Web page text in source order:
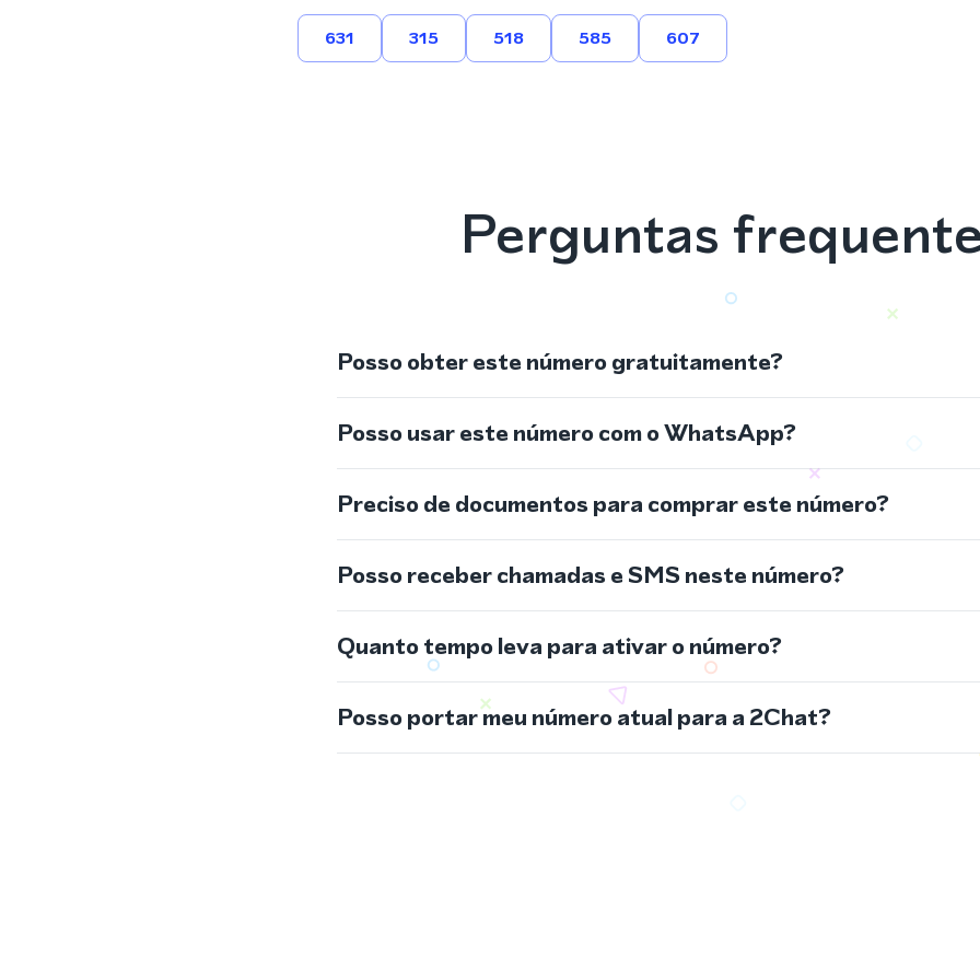
631 315 518 585 607
Perguntas
Posso obter este número gratuitamente?
Posso usar este número com o WhatsApp?
Preciso de documentos para comprar este número?
Posso receber chamadas e SMS neste número?
Quanto tempo leva para ativar o número?
Posso portar meu número atual para a 2Chat?